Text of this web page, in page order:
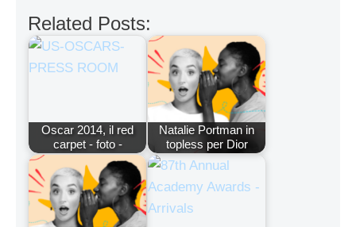
Related Posts:
Oscar 2014, il red
carpet - foto -
Natalie Portman in
topless per Dior